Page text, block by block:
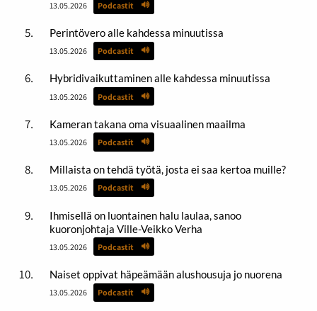
13.05.2026 Podcastit
Perintövero alle kahdessa minuutissa
13.05.2026 Podcastit
Hybridivaikuttaminen alle kahdessa minuutissa
13.05.2026 Podcastit
Kameran takana oma visuaalinen maailma
13.05.2026 Podcastit
Millaista on tehdä työtä, josta ei saa kertoa muille?
13.05.2026 Podcastit
Ihmisellä on luontainen halu laulaa, sanoo
kuoronjohtaja Ville-Veikko Verha
13.05.2026 Podcastit
Naiset oppivat häpeämään alushousuja jo nuorena
13.05.2026 Podcastit